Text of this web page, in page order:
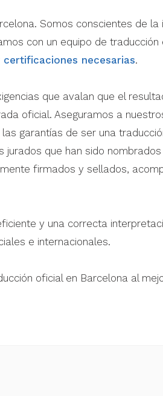
Somos conscientes de la
con un equipo de
necesarias.
que avalan que el
oficial. Aseguramos a
garantías de ser una
que han sido
firmados y sellados,
y una correcta
e internacionales.
oficial en Barcelona al